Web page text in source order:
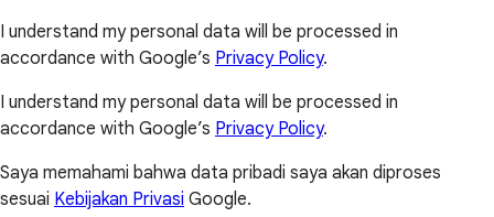
I understand my personal data will be processed in
accordance with Google’s Privacy Policy.
I understand my personal data will be processed in
accordance with Google’s Privacy Policy.
Saya memahami bahwa data pribadi saya akan diproses
sesuai Kebijakan Privasi Google.